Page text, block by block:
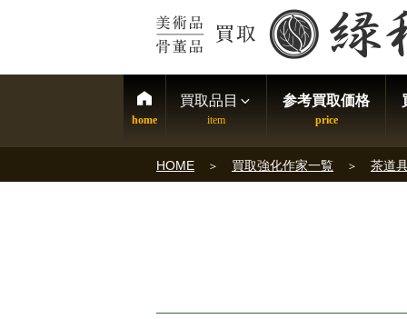
買取品目 参考買取価格
HOME 買取強化作家一覧 茶道